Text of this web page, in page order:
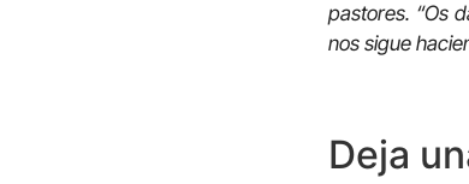
pastores. “Os
nos sigue
Deja